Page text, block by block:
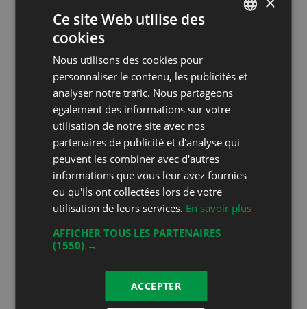
Autres Cépages Blancs
Auxerrois La Grande Vigne
88.30
/100
Argent
Producteur:
La Grande Vigne
Millésime:
Ce site Web utilise des
cookies
Nous utilisons des cookies pour
personnaliser le contenu, les publicités et
analyser notre trafic. Nous partageons
également des informations sur votre
utilisation de notre site avec nos
partenaires de publicité et d'analyse qui
peuvent les combiner avec d'autres
informations que vous leur avez fournies
ou qu'ils ont collectées lors de votre
utilisation de leurs services. En savoir plus
AFFICHER TOUS LES PARTENAIRES
(1550) →
ACCEPTER